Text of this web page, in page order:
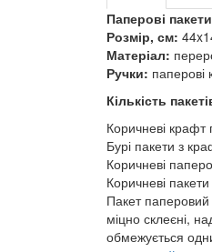
Паперові
Розмір, см:
Матеріал:
Ручки: паперові
Кількість
Коричневі крафт
Бурі пакети з
Коричневі
Коричневі
Пакет паперовий
міцно склеєні,
обмежується